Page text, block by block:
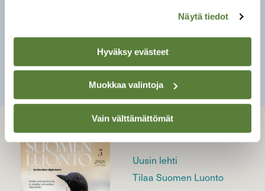
Näytä tiedot
Hyväksy evästeet
Muokkaa valintoja
Vain välttämättömät
SULJE
Uusin lehti
Tilaa Suomen Luonto